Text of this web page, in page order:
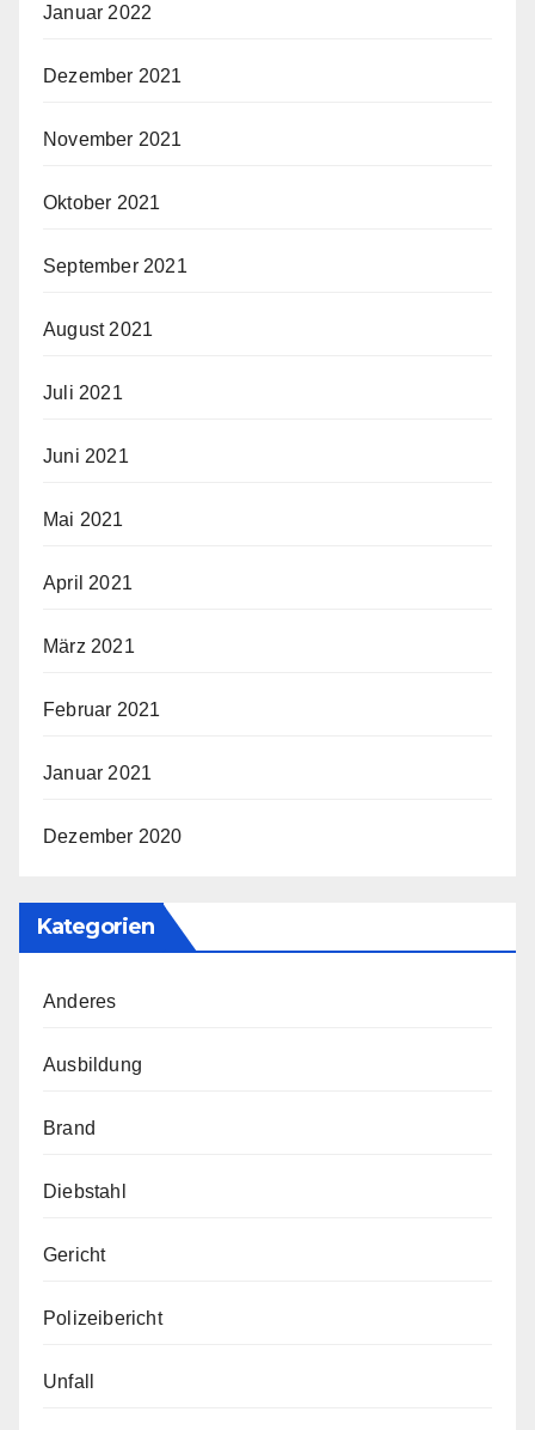
Januar 2022
Dezember 2021
November 2021
Oktober 2021
September 2021
August 2021
Juli 2021
Juni 2021
Mai 2021
April 2021
März 2021
Februar 2021
Januar 2021
Dezember 2020
Kategorien
Anderes
Ausbildung
Brand
Diebstahl
Gericht
Polizeibericht
Unfall